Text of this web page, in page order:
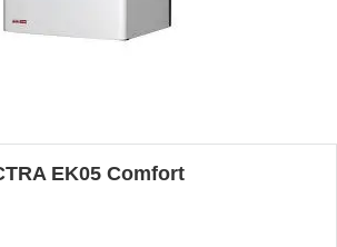
EK05 Comfort